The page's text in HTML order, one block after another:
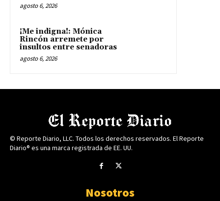
agosto 6, 2026
¡Me indigna!: Mónica
Rincón arremete por
insultos entre senadoras
agosto 6, 2026
© Reporte Diario, LLC. Todos los derechos reservados. El Reporte
Diario® es una marca registrada de EE. UU.
Nosotros